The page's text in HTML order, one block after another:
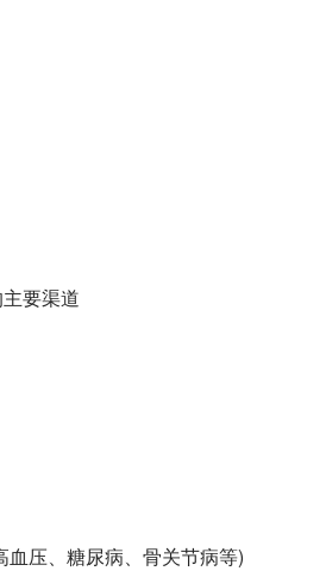
要渠道
血压、糖尿病、骨关节病等)